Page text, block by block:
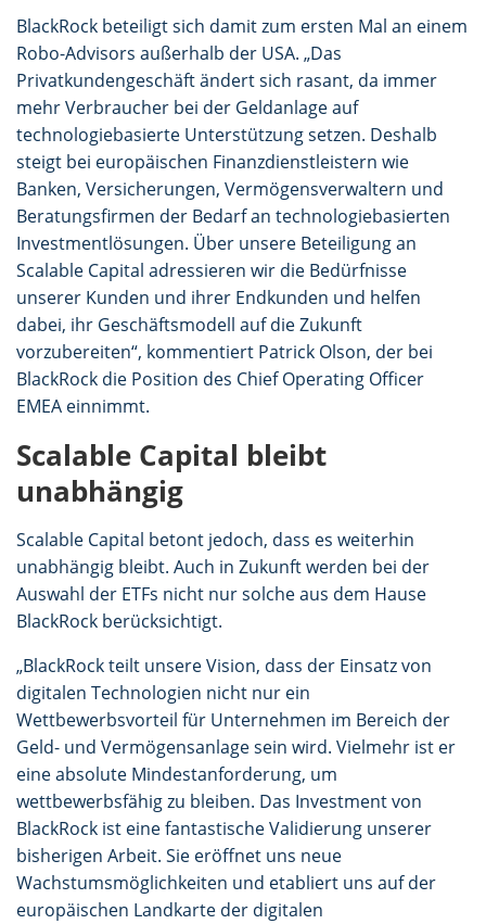
BlackRock beteiligt sich damit zum ersten Mal an einem
Robo-Advisors außerhalb der USA. „Das
Privatkundengeschäft ändert sich rasant, da immer
mehr Verbraucher bei der Geldanlage auf
technologiebasierte Unterstützung setzen. Deshalb
steigt bei europäischen Finanzdienstleistern wie
Banken, Versicherungen, Vermögensverwaltern und
Beratungsfirmen der Bedarf an technologiebasierten
Investmentlösungen. Über unsere Beteiligung an
Scalable Capital adressieren wir die Bedürfnisse
unserer Kunden und ihrer Endkunden und helfen
dabei, ihr Geschäftsmodell auf die Zukunft
vorzubereiten“, kommentiert Patrick Olson, der bei
BlackRock die Position des Chief Operating Officer
EMEA einnimmt.
Scalable Capital bleibt
unabhängig
Scalable Capital betont jedoch, dass es weiterhin
unabhängig bleibt. Auch in Zukunft werden bei der
Auswahl der ETFs nicht nur solche aus dem Hause
BlackRock berücksichtigt.
„BlackRock teilt unsere Vision, dass der Einsatz von
digitalen Technologien nicht nur ein
Wettbewerbsvorteil für Unternehmen im Bereich der
Geld- und Vermögensanlage sein wird. Vielmehr ist er
eine absolute Mindestanforderung, um
wettbewerbsfähig zu bleiben. Das Investment von
BlackRock ist eine fantastische Validierung unserer
bisherigen Arbeit. Sie eröffnet uns neue
Wachstumsmöglichkeiten und etabliert uns auf der
europäischen Landkarte der digitalen